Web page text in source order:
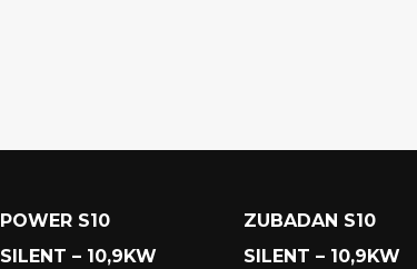
POWER S10
SILENT – 10,9KW
ZUBADAN S10
SILENT – 10,9KW